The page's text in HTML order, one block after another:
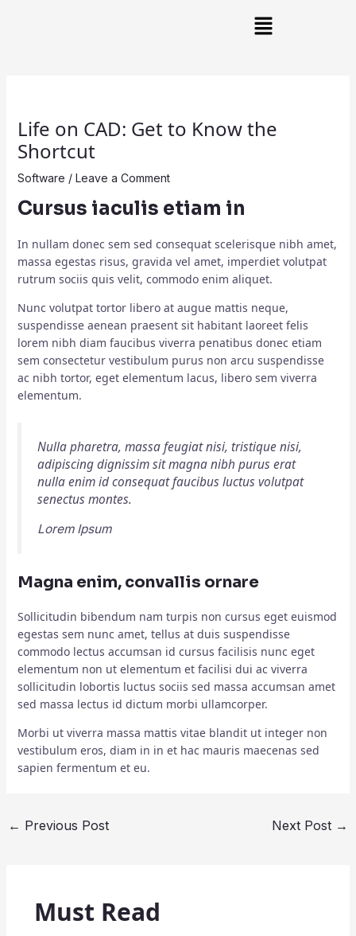
Main
Menu
Life on CAD: Get to Know the
Shortcut
Software / Leave a Comment
Cursus iaculis etiam in
In nullam donec sem sed consequat scelerisque nibh amet,
massa egestas risus, gravida vel amet, imperdiet volutpat
rutrum sociis quis velit, commodo enim aliquet.
Nunc volutpat tortor libero at augue mattis neque,
suspendisse aenean praesent sit habitant laoreet felis
lorem nibh diam faucibus viverra penatibus donec etiam
sem consectetur vestibulum purus non arcu suspendisse
ac nibh tortor, eget elementum lacus, libero sem viverra
elementum.
Nulla pharetra, massa feugiat nisi, tristique nisi,
adipiscing dignissim sit magna nibh purus erat
nulla enim id consequat faucibus luctus volutpat
senectus montes.
Lorem Ipsum
Magna enim, convallis ornare
Sollicitudin bibendum nam turpis non cursus eget euismod
egestas sem nunc amet, tellus at duis suspendisse
commodo lectus accumsan id cursus facilisis nunc eget
elementum non ut elementum et facilisi dui ac viverra
sollicitudin lobortis luctus sociis sed massa accumsan amet
sed massa lectus id dictum morbi ullamcorper.
Morbi ut viverra massa mattis vitae blandit ut integer non
vestibulum eros, diam in in et hac mauris maecenas sed
sapien fermentum et eu.
← Previous Post Next Post →
Must Read